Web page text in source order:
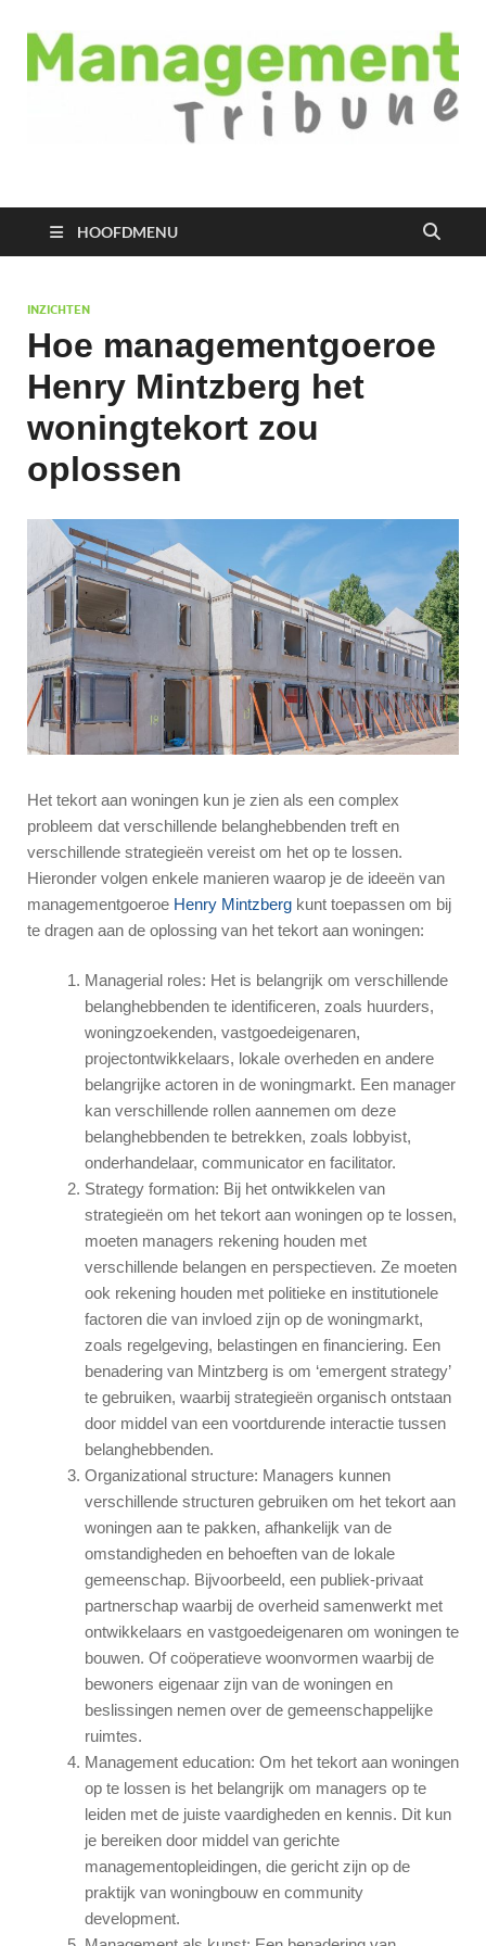
Managementtribune
HOOFDMENU
INZICHTEN
Hoe managementgoeroe
Henry Mintzberg het
woningtekort zou
oplossen
Het tekort aan woningen kun je zien als een complex
probleem dat verschillende belanghebbenden treft en
verschillende strategieën vereist om het op te lossen.
Hieronder volgen enkele manieren waarop je de ideeën van
managementgoeroe Henry Mintzberg kunt toepassen om bij
te dragen aan de oplossing van het tekort aan woningen:
Managerial roles: Het is belangrijk om verschillende
belanghebbenden te identificeren, zoals huurders,
woningzoekenden, vastgoedeigenaren,
projectontwikkelaars, lokale overheden en andere
belangrijke actoren in de woningmarkt. Een manager
kan verschillende rollen aannemen om deze
belanghebbenden te betrekken, zoals lobbyist,
onderhandelaar, communicator en facilitator.
Strategy formation: Bij het ontwikkelen van
strategieën om het tekort aan woningen op te lossen,
moeten managers rekening houden met
verschillende belangen en perspectieven. Ze moeten
ook rekening houden met politieke en institutionele
factoren die van invloed zijn op de woningmarkt,
zoals regelgeving, belastingen en financiering. Een
benadering van Mintzberg is om ‘emergent strategy’
te gebruiken, waarbij strategieën organisch ontstaan
door middel van een voortdurende interactie tussen
belanghebbenden.
Organizational structure: Managers kunnen
verschillende structuren gebruiken om het tekort aan
woningen aan te pakken, afhankelijk van de
omstandigheden en behoeften van de lokale
gemeenschap. Bijvoorbeeld, een publiek-privaat
partnerschap waarbij de overheid samenwerkt met
ontwikkelaars en vastgoedeigenaren om woningen te
bouwen. Of coöperatieve woonvormen waarbij de
bewoners eigenaar zijn van de woningen en
beslissingen nemen over de gemeenschappelijke
ruimtes.
Management education: Om het tekort aan woningen
op te lossen is het belangrijk om managers op te
leiden met de juiste vaardigheden en kennis. Dit kun
je bereiken door middel van gerichte
managementopleidingen, die gericht zijn op de
praktijk van woningbouw en community
development.